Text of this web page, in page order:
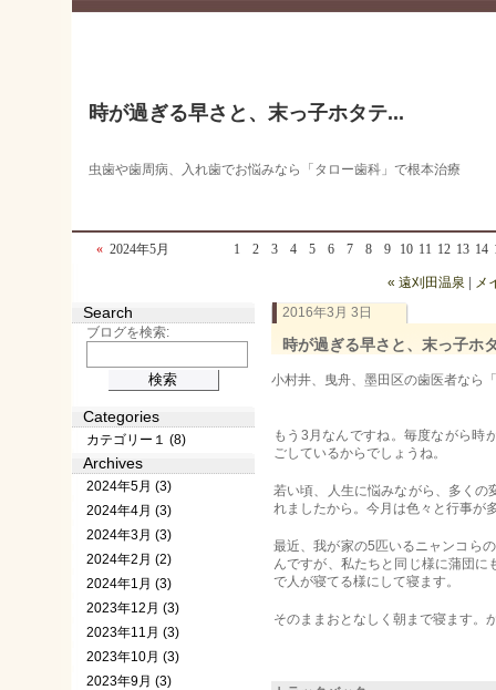
時が過ぎる早さと、末っ子ホタテ...
虫歯や歯周病、入れ歯でお悩みなら「タロー歯科」で根本治療
« 2024年5月 1 2 3 4 5 6 7 8 9 10 11 12 13 14
« 遠刈田温泉
メ
2016年3月 3日
時が過ぎる早さと、末っ子ホ
小村井、曳舟、墨田区の歯医者なら
もう3月なんですね。毎度ながら時
ごしているからでしょうね。
若い頃、人生に悩みながら、多く
れましたから。今月は色々と行事が
最近、我が家の5匹いるニャンコら
んですが、私たちと同じ様に蒲団
で人が寝てる様にして寝ます。
そのままおとなしく朝まで寝ます。
Search
ブログを検索:
Categories
カテゴリー１ (8)
Archives
2024年5月 (3)
2024年4月 (3)
2024年3月 (3)
2024年2月 (2)
2024年1月 (3)
2023年12月 (3)
2023年11月 (3)
2023年10月 (3)
2023年9月 (3)